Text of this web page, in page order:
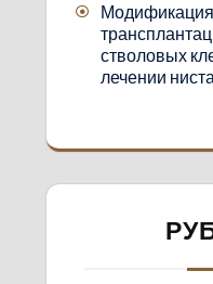
Модификация
стволовых
лечении